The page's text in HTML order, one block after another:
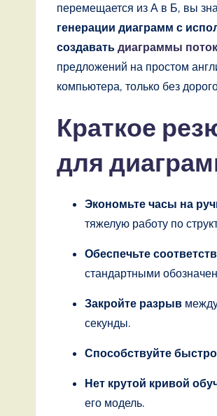
перемещается из А в Б, вы
генерации диаграмм с
создавать диаграммы
предложений на простом
компьютера, только без
Краткое
для
Экономьте часы на
тяжелую работу по
Обеспечьте
стандартными
Закройте разрыв
секунды.
Способствуйте
Нет крутой кривой
его модель.